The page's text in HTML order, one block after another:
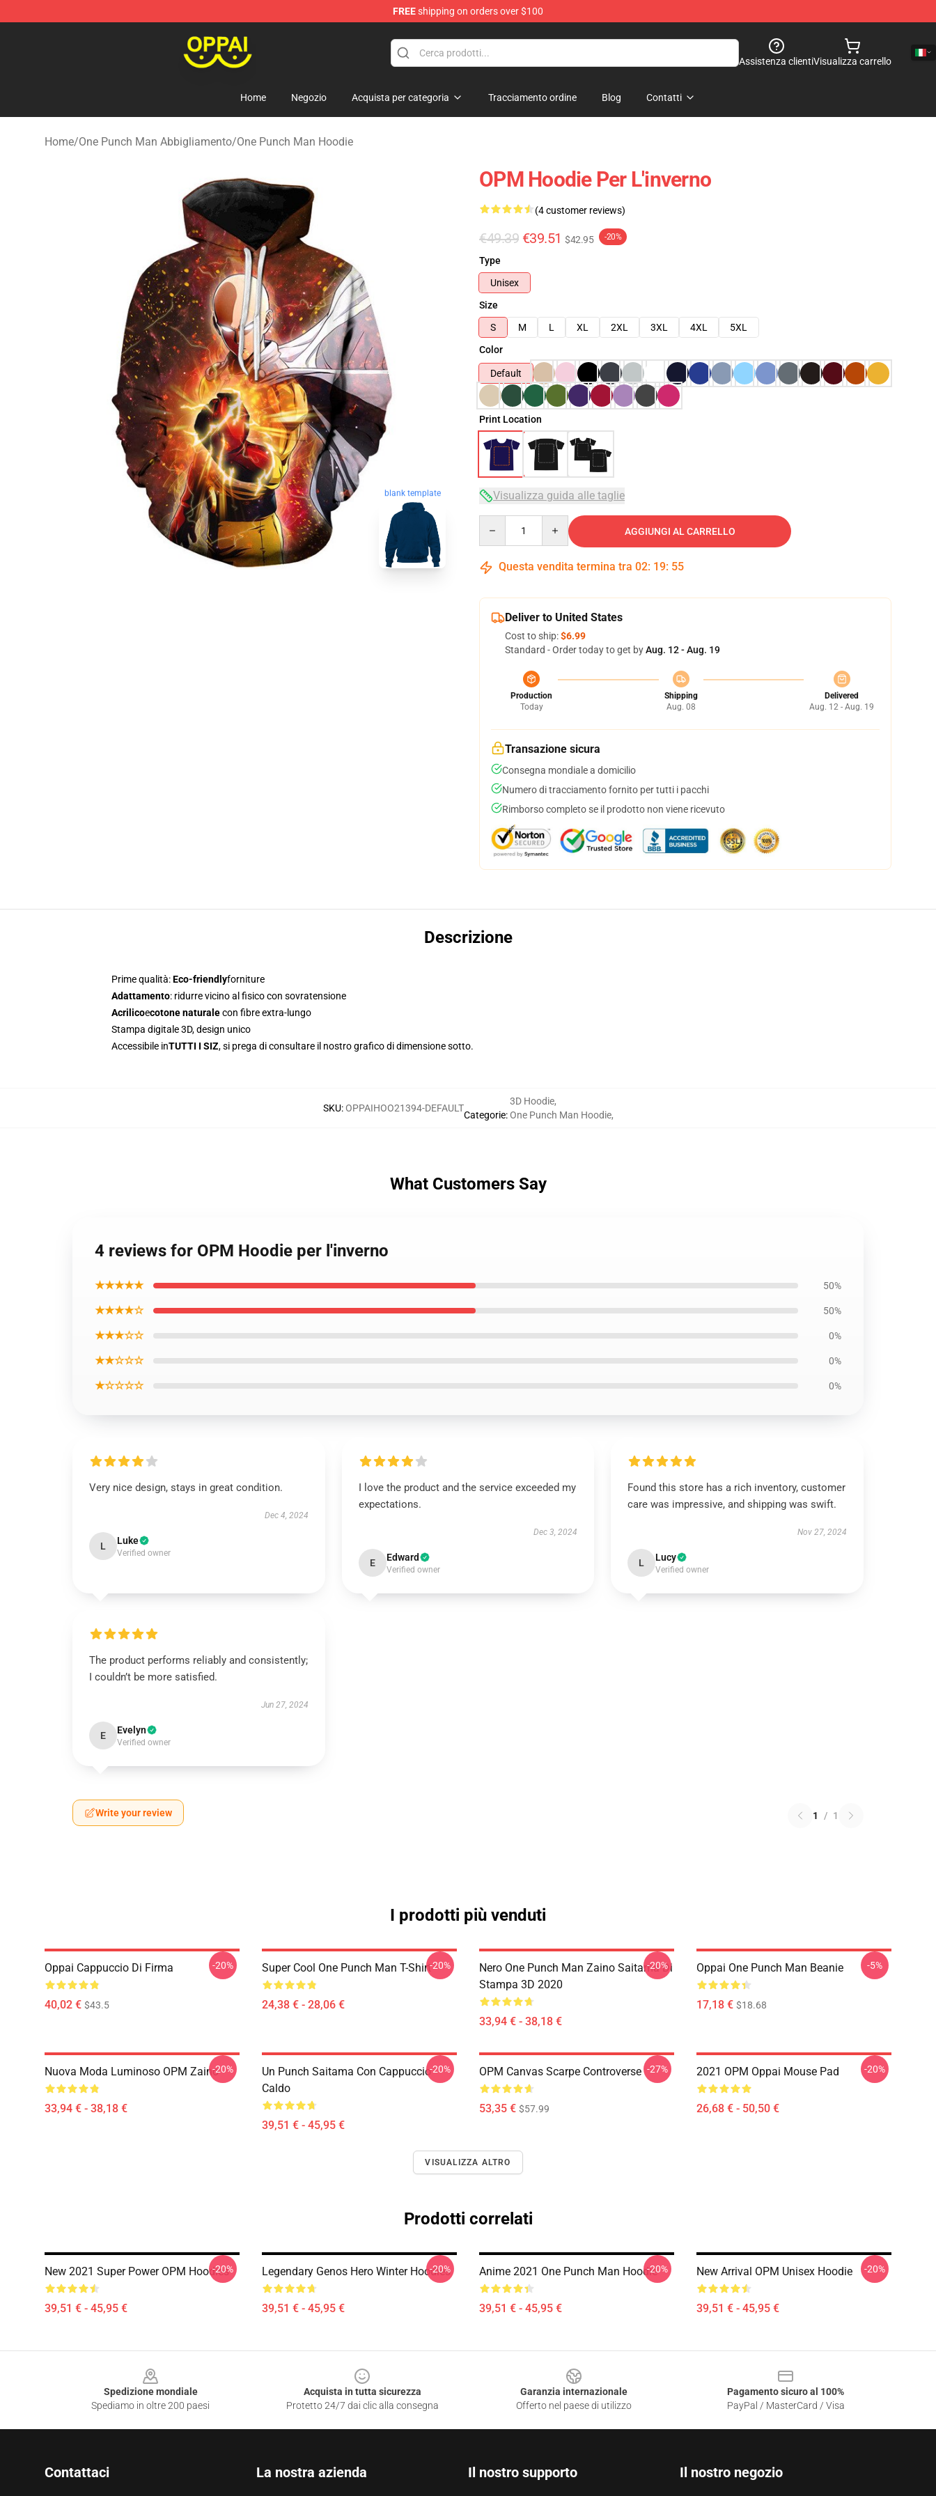
FREEshipping on orders over $100
Assistenza clientiVisualizza carrello
Home Negozio Acquista per categoria Tracciamento ordine Blog Contatti
Home/One Punch Man Abbigliamento/One Punch Man Hoodie
blank template
OPM Hoodie Per L'inverno
(4 customer reviews)
€49.39 €39.51 $42.95 -20%
Type
Unisex
Size
S
M L XL 2XL 3XL 4XL
5XL
Color
Default
Print Location
Visualizza guida alle taglie
AGGIUNGI AL CARRELLO
Questa vendita termina tra 02: 19: 54
Deliver to United States
Cost to ship:$6.99
Standard - Order today to get byAug. 12 - Aug. 19
Production
Today
Shipping
Aug. 08
Delivered
Aug. 12 - Aug. 19
Transazione sicura
Consegna mondiale a domicilio
Numero di tracciamento fornito per tutti i pacchi
Rimborso completo se il prodotto non viene ricevuto
Descrizione
Prime qualità:Eco-friendlyforniture
Adattamento: ridurre vicino al fisico con sovratensione
Acrilicoecotone naturalecon fibre extra-lungo
Stampa digitale 3D, design unico
Accessibile inTUTTI I SIZ, si prega di consultare il nostro grafico di dimensione sotto.
SKU:OPPAIHOO21394-DEFAULT
Categorie:
3D Hoodie,
One Punch Man Hoodie,
What Customers Say
4 reviews for OPM Hoodie per l'inverno
★★★★★ 50%
★★★★☆ 50%
★★★☆☆ 0%
★★☆☆☆ 0%
★☆☆☆☆ 0%
Very nice design, stays in great condition.
Dec 4, 2024
L Luke
Verified owner
I love the product and the service exceeded my
expectations.
Dec 3, 2024
E Edward
Verified owner
Found this store has a rich inventory, customer
care was impressive, and shipping was swift.
Nov 27, 2024
L Lucy
Verified owner
The product performs reliably and consistently;
I couldn’t be more satisfied.
Jun 27, 2024
E Evelyn
Verified owner
Write your review 1 / 1
I prodotti più venduti
Oppai Cappuccio Di Firma
40,02 € $43.5
-20% Super Cool One Punch Man T-Shirt
24,38 € - 28,06 €
-20%
Nero One Punch Man Zaino Saitama Di
Stampa 3D 2020
33,94 € - 38,18 €
-20% Oppai One Punch Man Beanie
17,18 € $18.68
-5%
Nuova Moda Luminoso OPM Zaino
33,94 € - 38,18 €
-20%
Un Punch Saitama Con Cappuccio
Caldo
39,51 € - 45,95 €
-20% OPM Canvas Scarpe Controverse
53,35 € $57.99
-27% 2021 OPM Oppai Mouse Pad
26,68 € - 50,50 €
-20%
VISUALIZZA ALTRO
Prodotti correlati
New 2021 Super Power OPM Hoodies
39,51 € - 45,95 €
-20% Legendary Genos Hero Winter Hoodies
39,51 € - 45,95 €
-20% Anime 2021 One Punch Man Hoodie
39,51 € - 45,95 €
-20% New Arrival OPM Unisex Hoodie
39,51 € - 45,95 €
-20%
Spedizione mondiale
Spediamo in oltre 200 paesi
Acquista in tutta sicurezza
Protetto 24/7 dai clic alla consegna
Garanzia internazionale
Offerto nel paese di utilizzo
Pagamento sicuro al 100%
PayPal / MasterCard / Visa
Contattaci La nostra azienda Il nostro supporto Il nostro negozio